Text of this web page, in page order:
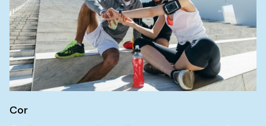
Cor
Conheça nossos ingredientes para coloração
abaixo.
Vibelly™ Apocarotenal